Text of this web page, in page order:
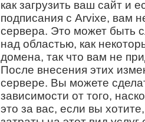
как загрузить ваш сайт и
подписания с Arvixe, вам
сервера. Это может быть
над областью, как
домена, так что вам не
После внесения этих
сервере. Вы можете
зависимости от того,
это за вас, если вы